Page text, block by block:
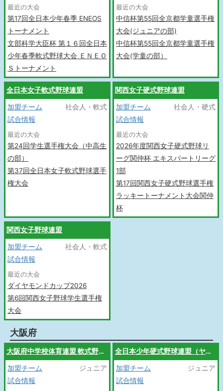
最近の大会
第17回全日本少年春季 ENEOS
トーナメント
文部科学大臣杯 第１６回全日本
少年春季軟式野球大会 ＥＮＥＯ
Ｓトーナメント
最近の大会
中信杯第55回全京都学童選手権
大会(ジュニアの部)
中信杯第55回全京都学童選手権
大会(学童の部）
全日本女子軟式野球連盟
加盟チーム
社会人・軟式
試合情報
最近の大会
第24回学生選手権大会（中高生
の部）
第37回全日本女子軟式野球選手
権大会
関西女子硬式野球連盟
加盟チーム
社会人・硬式
試合情報
最近の大会
2026年度関西女子硬式野球リ
ーグ関仲杯 エキスパートリーグ
1部
第17回関西女子硬式野球選手権
ラッキートーナメント大会関仲
杯
関西女子野球連盟
加盟チーム
社会人・軟式
試合情報
最近の大会
ダイヤモンドカップ2026
第6回関西女子野球学生選手権
大会
大阪府
大阪府中学校体育連盟 軟式野球専門部
加盟チーム
ジュニア
試合情報
全日本少年硬式野球連盟（ヤングリーグ）
加盟チーム
ジュニア
試合情報